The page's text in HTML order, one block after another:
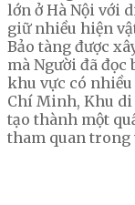
lớn ở Hà Nội với
giữ nhiều hiện
Bảo tàng được
mà Người đã
khu vực có
Chí Minh, Khu di
tạo thành một
tham quan trong